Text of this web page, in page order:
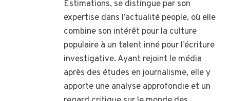
Estimations, se distingue par son
expertise dans l’actualité people, où elle
combine son intérêt pour la culture
populaire à un talent inné pour l’écriture
investigative. Ayant rejoint le média
après des études en journalisme, elle y
apporte une analyse approfondie et un